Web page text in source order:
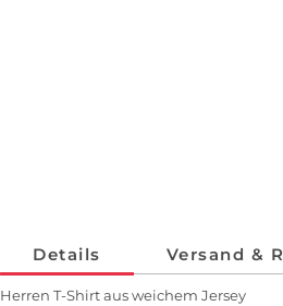
Details Versand &
Herren T-Shirt aus weichem Jersey